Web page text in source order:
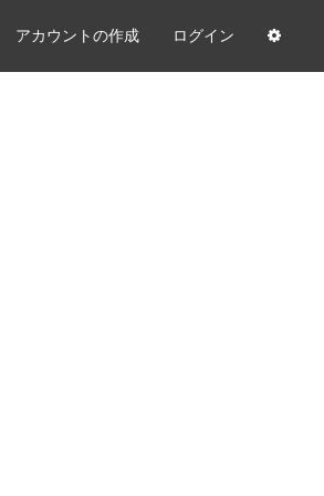
アカウントの作成 ログイン